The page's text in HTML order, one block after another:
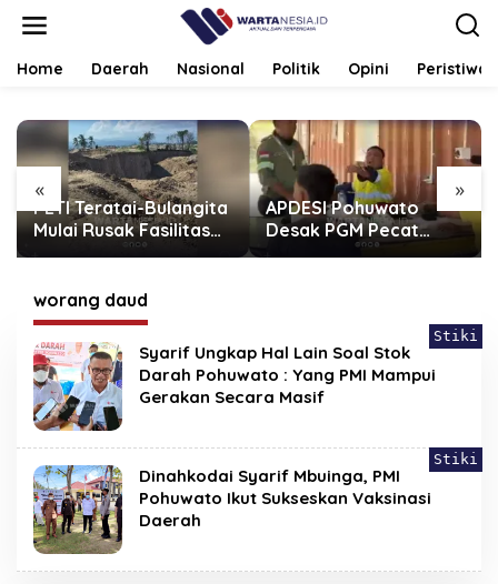
Home Daerah Nasional Politik Opini Peristiwa
« »
PETI Teratai-Bulangita
Mulai Rusak Fasilitas
Umum, Polres
Bertindak
APDESI Pohuwato
Desak PGM Pecat
Sukrianto, Karyawan
worang daud
Syarif Ungkap Hal Lain Soal Stok
Darah Pohuwato : Yang PMI Mampui
Gerakan Secara Masif
Stiki
Dinahkodai Syarif Mbuinga, PMI
Pohuwato Ikut Sukseskan Vaksinasi
Daerah
Stiki